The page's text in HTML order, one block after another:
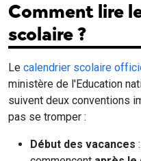
Comment lire
scolaire ?
Le calendrier scolaire
ministère de l'Education
suivent deux conventions
pas se tromper :
Début des vacances